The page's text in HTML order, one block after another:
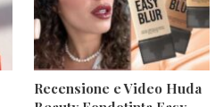
Recensione e Video Huda